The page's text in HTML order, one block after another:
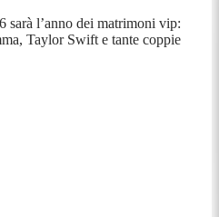
sarà l’anno dei matrimoni vip:
Taylor Swift e tante coppie